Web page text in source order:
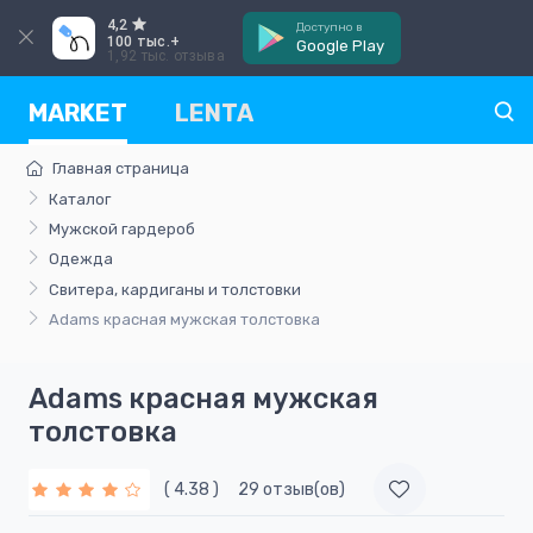
4,2
100 тыс.+
1,92 тыс. отзыва
Доступно в
Google Play
MARKET LENTA
Главная страница
Каталог
Мужской гардероб
Одежда
Свитера, кардиганы и толстовки
Adams красная мужская толстовка
Adams красная мужская
толстовка
( 4.38 ) 29 отзыв(ов)